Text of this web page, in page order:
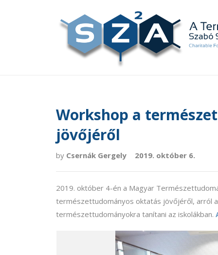
Workshop a
jövőjéről
by Csernák Gergely 2019. október 6.
2019. október 4-én a Magyar
természettudományos oktatás jövőjéről, arról
természettudományokra tanítani az iskolákban.